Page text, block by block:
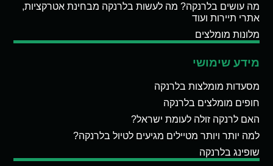
מה עושים בלרנקה? מה לעשות בלרנקה מבחינת אטרקציות,
אתרי תיירות ועוד
מלונות מומלצים
מידע שימושי
מסעדות מומלצות בלרנקה
חופים מומלצים בלרנקה
האם לרנקה זולה לעומת ישראל?
למה יותר ויותר מטיילים מגיעים לטיול בלרנקה?
שופינג בלרנקה